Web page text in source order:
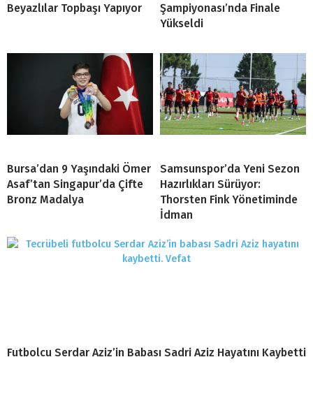
Beyazlılar Topbaşı Yapıyor
Şampiyonası’nda Finale
Yükseldi
Bursa’dan 9 Yaşındaki Ömer
Asaf’tan Singapur’da Çifte
Bronz Madalya
Samsunspor’da Yeni Sezon
Hazırlıkları Sürüyor:
Thorsten Fink Yönetiminde
İdman
Futbolcu Serdar Aziz’in Babası Sadri Aziz Hayatını Kaybetti